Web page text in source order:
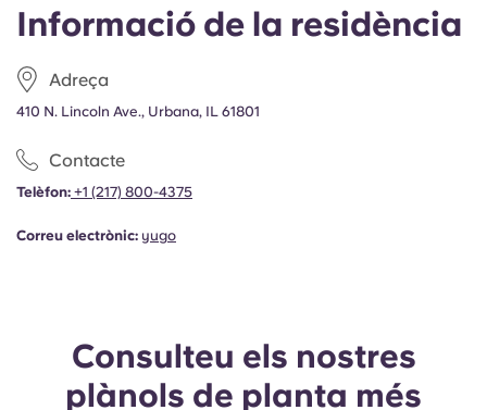
Informació de la residència
Adreça
410 N. Lincoln Ave., Urbana, IL 61801
Contacte
Telèfon: +1 (217) 800-4375
Correu electrònic: yugo
Consulteu els nostres
plànols de planta més